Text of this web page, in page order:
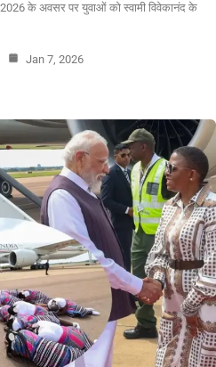
के अवसर पर युवाओं को स्वामी विवेकानंद के
Jan 7, 2026